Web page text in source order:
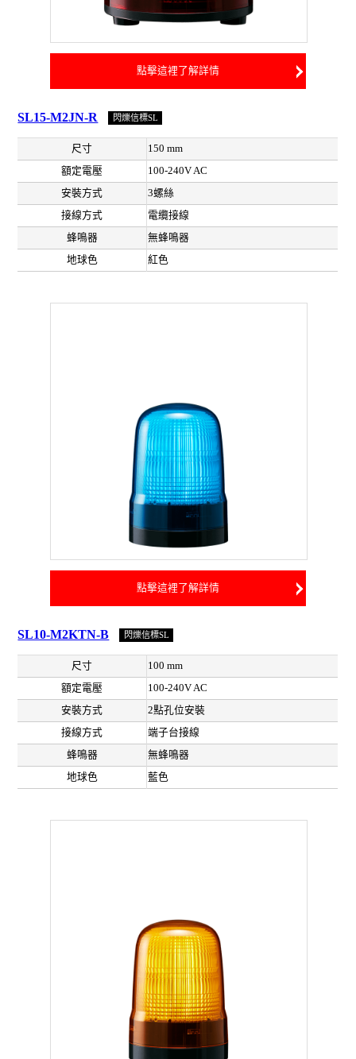
點擊這裡了解詳情
SL15-M2JN-R 閃爍信標SL
尺寸
150 mm
額定電壓
100-240V AC
安裝方式
3螺絲
接線方式
電纜接線
蜂鳴器
無蜂鳴器
地球色
紅色
點擊這裡了解詳情
SL10-M2KTN-B 閃爍信標SL
尺寸
100 mm
額定電壓
100-240V AC
安裝方式
2點孔位安裝
接線方式
端子台接線
蜂鳴器
無蜂鳴器
地球色
藍色